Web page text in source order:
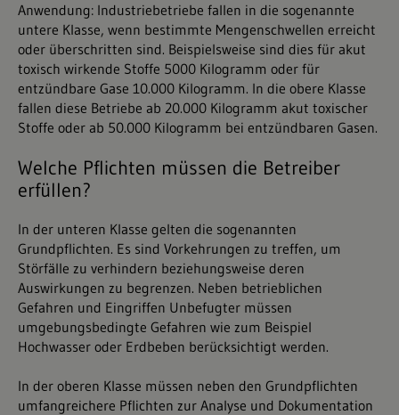
Anwendung: Industriebetriebe fallen in die sogenannte
untere Klasse, wenn bestimmte Mengenschwellen erreicht
oder überschritten sind. Beispielsweise sind dies für akut
toxisch wirkende Stoffe 5000 Kilogramm oder für
entzündbare Gase 10.000 Kilogramm. In die obere Klasse
fallen diese Betriebe ab 20.000 Kilogramm akut toxischer
Stoffe oder ab 50.000 Kilogramm bei entzündbaren Gasen.
Welche Pflichten müssen die Betreiber
erfüllen?
In der unteren Klasse gelten die sogenannten
Grundpflichten. Es sind Vorkehrungen zu treffen, um
Störfälle zu verhindern beziehungsweise deren
Auswirkungen zu begrenzen. Neben betrieblichen
Gefahren und Eingriffen Unbefugter müssen
umgebungsbedingte Gefahren wie zum Beispiel
Hochwasser oder Erdbeben berücksichtigt werden.
In der oberen Klasse müssen neben den Grundpflichten
umfangreichere Pflichten zur Analyse und Dokumentation